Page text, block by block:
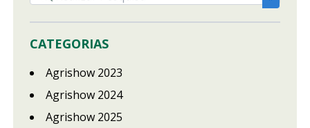
CATEGORIAS
Agrishow 2023
Agrishow 2024
Agrishow 2025